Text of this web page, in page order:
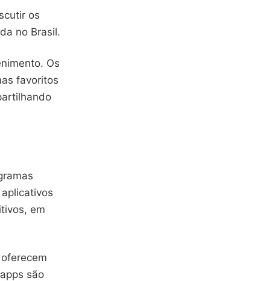
os
no Brasil.
Os
favoritos
em
são